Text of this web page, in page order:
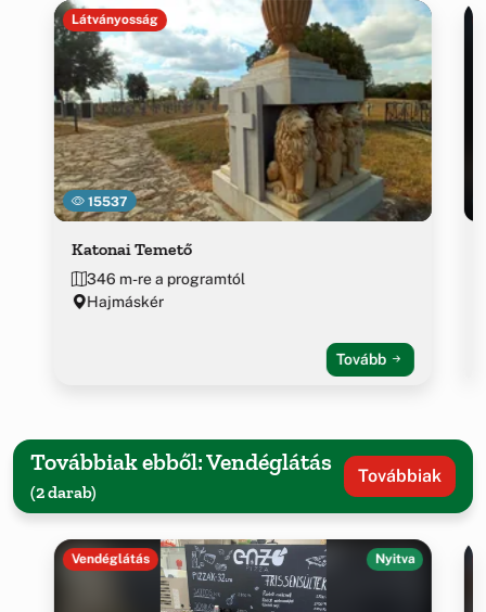
15537
Látványosság
Katonai Temető
346 m-re a programtól
Hajmáskér
Tovább
Továbbiak ebből: Vendéglátás
(2 darab)
Továbbiak
Vendéglátás Nyitva